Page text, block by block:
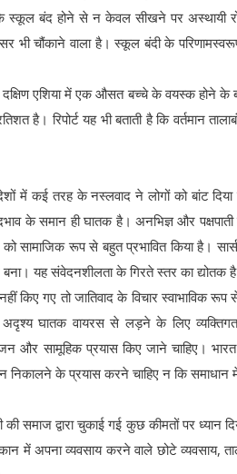
स्कूल बंद होने से न केवल सीखने पर अस्थायी
भी चौंकाने वाला है। स्कूल बंदी के
दक्षिण एशिया में एक औसत बच्चे के वयस्क होने
है। रिपोर्ट यह भी बताती है कि वर्तमान
में कई तरह के नस्लवाद ने लोगों को बांट दिया
के समान ही घातक है। अनभिज्ञ और
सामाजिक रूप से बहुत प्रभावित किया है।
बना। यह संवेदनशीलता के गिरते स्तर का
किए गए तो जातिवाद के विचार स्वाभाविक
घातक वायरस से लड़ने के लिए व्यक्तिगत,
और सामूहिक प्रयास किए जाने चाहिए।
निकालने के प्रयास करने चाहिए न कि समाधान
की समाज द्वारा चुकाई गई कुछ कीमतों पर
में अपना व्यवसाय करने वाले छोटे व्यवसाय,